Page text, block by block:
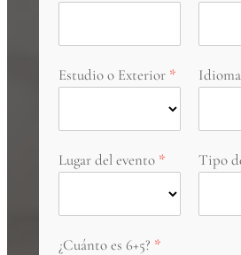
Estudio o Exterior Idioma
Lugar del evento Tipo
¿Cuánto es 6+5?